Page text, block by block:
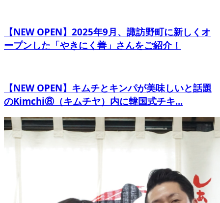
【NEW OPEN】2025年9月、諏訪野町に新しくオ
ープンした「やきにく善」さんをご紹介！
【NEW OPEN】キムチとキンパが美味しいと話題
のKimchi⑧（キムチヤ）内に韓国式チキ...